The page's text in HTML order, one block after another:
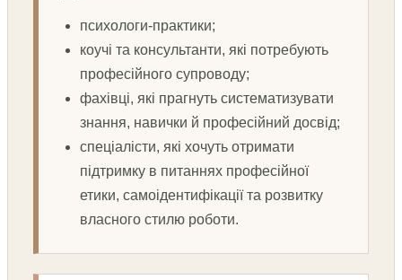
психологи-практики;
коучі та консультанти, які потребують
професійного супроводу;
фахівці, які прагнуть систематизувати
знання, навички й професійний досвід;
спеціалісти, які хочуть отримати
підтримку в питаннях професійної
етики, самоідентифікації та розвитку
власного стилю роботи.